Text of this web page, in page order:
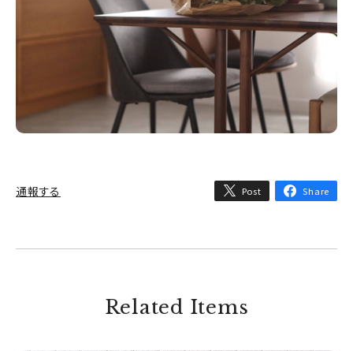
通報する Post Share
Related Items